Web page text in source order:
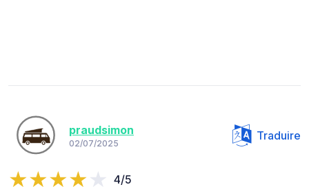
praudsimon
02/07/2025
Traduire
4/5